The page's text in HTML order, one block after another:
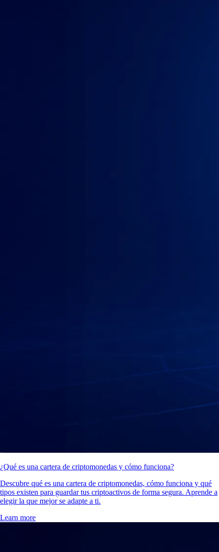
¿Qué es una cartera de criptomonedas y cómo funciona?
Descubre qué es una cartera de criptomonedas, cómo funciona y qué
tipos existen para guardar tus criptoactivos de forma segura. Aprende a
elegir la que mejor se adapte a ti.
Learn more